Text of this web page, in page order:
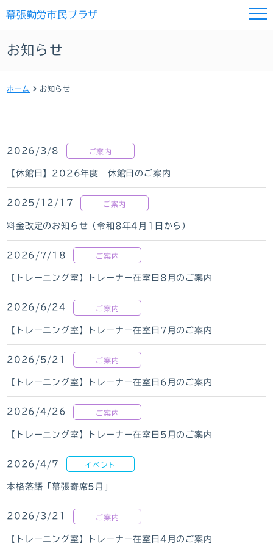
幕張勤労市民プラザ
お知らせ
ホーム お知らせ
2026/3/8 ご案内
【休館日】2026年度 休館日のご案内
2025/12/17 ご案内
料金改定のお知らせ（令和8年4月1日から）
2026/7/18 ご案内
【トレーニング室】トレーナー在室日8月のご案内
2026/6/24 ご案内
【トレーニング室】トレーナー在室日7月のご案内
2026/5/21 ご案内
【トレーニング室】トレーナー在室日6月のご案内
2026/4/26 ご案内
【トレーニング室】トレーナー在室日5月のご案内
2026/4/7 イベント
本格落語「幕張寄席5月」
2026/3/21 ご案内
【トレーニング室】トレーナー在室日4月のご案内